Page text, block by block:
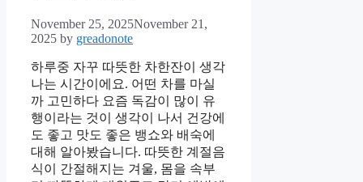
November 25, 2025November 21,
2025 by greadonote
하루중 자꾸 따뜻한 차한잔이 생각
나는 시간이에요. 어떤 차를 마실
까 고민하다 요즘 독감이 많이 유
행이라는 것이 생각이 나서 건강에
도 좋고 맛도 좋은 뱅쇼와 배숙에
대해 알아봤습니다. 따뜻한 계절음
식이 간절해지는 겨울, 몸을 속부